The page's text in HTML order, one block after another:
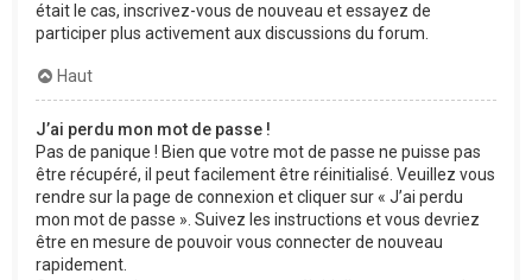
était le cas, inscrivez-vous de nouveau et essayez de
participer plus activement aux discussions du forum.
Haut
J’ai perdu mon mot de passe !
Pas de panique ! Bien que votre mot de passe ne puisse pas
être récupéré, il peut facilement être réinitialisé. Veuillez vous
rendre sur la page de connexion et cliquer sur « J’ai perdu
mon mot de passe ». Suivez les instructions et vous devriez
être en mesure de pouvoir vous connecter de nouveau
rapidement.